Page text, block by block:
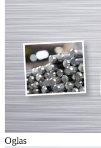
Oglas